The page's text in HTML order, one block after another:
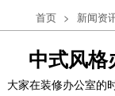
首页 > 新闻资
中式风
大家在装修办公室的